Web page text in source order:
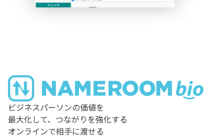
ビジネスパーソンの価値を
最大化して、つながりを強化する
オンラインで相手に渡せる